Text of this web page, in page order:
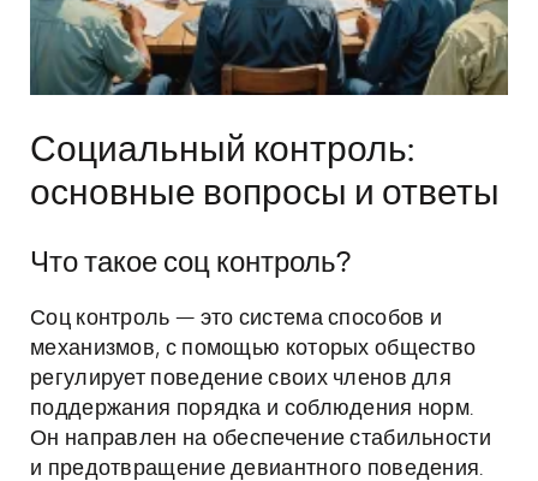
Социальный контроль:
основные вопросы и ответы
Что такое соц контроль?
Соц контроль — это система способов и
механизмов, с помощью которых общество
регулирует поведение своих членов для
поддержания порядка и соблюдения норм.
Он направлен на обеспечение стабильности
и предотвращение девиантного поведения.